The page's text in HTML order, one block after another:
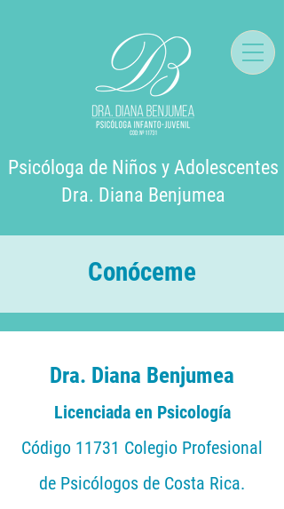
Psicóloga de Niños y Adolescentes
Dra. Diana Benjumea
Conóceme
Dra. Diana Benjumea
Licenciada en Psicología
Código 11731 Colegio Profesional
de Psicólogos de Costa Rica.